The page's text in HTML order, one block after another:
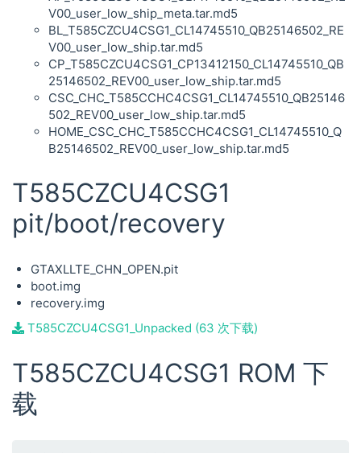
V00_user_low_ship_meta.tar.md5
BL_T585CZCU4CSG1_CL14745510_QB25146502_RE
V00_user_low_ship.tar.md5
CP_T585CZCU4CSG1_CP13412150_CL14745510_QB
25146502_REV00_user_low_ship.tar.md5
CSC_CHC_T585CCHC4CSG1_CL14745510_QB25146
502_REV00_user_low_ship.tar.md5
HOME_CSC_CHC_T585CCHC4CSG1_CL14745510_Q
B25146502_REV00_user_low_ship.tar.md5
T585CZCU4CSG1
pit/boot/recovery
GTAXLLTE_CHN_OPEN.pit
boot.img
recovery.img
T585CZCU4CSG1_Unpacked (63 次下载)
T585CZCU4CSG1 ROM 下
载